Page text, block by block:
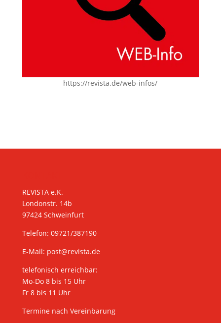
https://revista.de/web-infos/
REVISTA e.K.
Londonstr. 14b
97424 Schweinfurt
Telefon: 09721/387190
E-Mail: post@revista.de
telefonisch erreichbar:
Mo-Do 8 bis 15 Uhr
Fr 8 bis 11 Uhr
Termine nach Vereinbarung